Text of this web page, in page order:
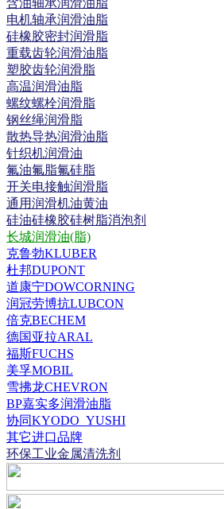
含油轴承润滑油脂
电机轴承润滑油脂
硅橡胶密封润滑脂
重载齿轮润滑油脂
塑胶齿轮润滑脂
高温润滑油脂
螺纹螺栓润滑脂
钢丝绳润滑脂
散热导热润滑油脂
针织机润滑油
氟油氟脂氟硅脂
开关电接触润滑脂
通用润滑机油黄油
硅油硅橡胶硅树脂消泡剂
长城润滑油(脂)
克鲁勃KLUBER
杜邦DUPONT
道康宁DOWCORNING
润冠劳博抗LUBCON
倍克BECHEM
德国亚拉ARAL
福斯FUCHS
美孚MOBIL
雪拂龙CHEVRON
BP嘉实多润滑油脂
协同KYODO_YUSHI
其它进口品牌
环保工业金属清洗剂